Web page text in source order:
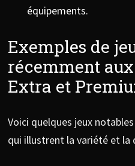
équipements.
Exemples de
récemment
Extra et
Voici quelques jeux
qui illustrent la variété et la